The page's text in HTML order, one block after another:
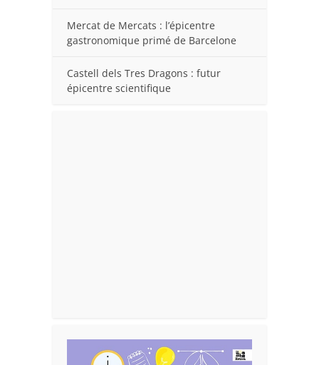
Mercat de Mercats : l’épicentre
gastronomique primé de Barcelone
Castell dels Tres Dragons : futur
épicentre scientifique